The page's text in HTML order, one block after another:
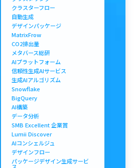
クラスターフロー
自動生成
デザインパッケージ
MatrixFrow
CO2排出量
メタバース総研
AIプラットフォーム
信頼性生成AIサービス
生成AIアルゴリズム
Snowflake
BigQuery
AI構築
データ分析
SMB Excellent 企業賞
Lumii Discover
AIコンシェルジュ
デザインフロー
パッケージデザイン生成サービ